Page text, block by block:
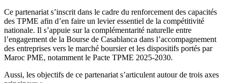
Ce partenariat s’inscrit dans le cadre du renforcement des capacités
des TPME afin d’en faire un levier essentiel de la compétitivité
nationale. Il s’appuie sur la complémentarité naturelle entre
l’engagement de la Bourse de Casablanca dans l’accompagnement
des entreprises vers le marché boursier et les dispositifs portés par
Maroc PME, notamment le Pacte TPME 2025-2030.
Aussi, les objectifs de ce partenariat s’articulent autour de trois axes